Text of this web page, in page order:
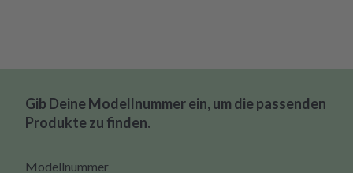
Gib Deine Modellnummer ein, um die passenden
Produkte zu finden.
Modellnummer